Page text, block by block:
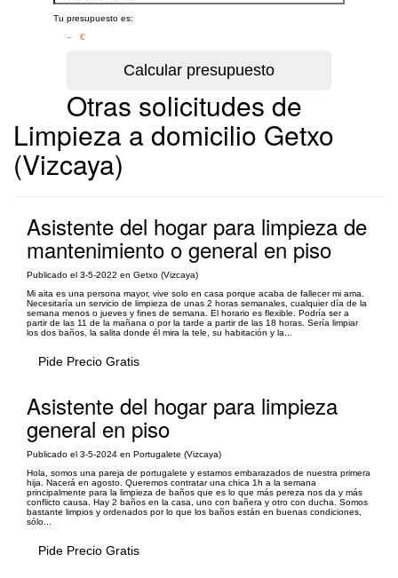
Tu presupuesto es:
– €
Otras solicitudes de
Limpieza a domicilio Getxo
(Vizcaya)
Asistente del hogar para limpieza de
mantenimiento o general en piso
Publicado el 3-5-2022 en Getxo (Vizcaya)
Mi aita es una persona mayor, vive solo en casa porque acaba de fallecer mi ama.
Necesitaría un servicio de limpieza de unas 2 horas semanales, cualquier día de la
semana menos o jueves y fines de semana. El horario es flexible. Podría ser a
partir de las 11 de la mañana o por la tarde a partir de las 18 horas. Sería limpiar
los dos baños, la salita donde él mira la tele, su habitación y la...
Pide Precio Gratis
Asistente del hogar para limpieza
general en piso
Publicado el 3-5-2024 en Portugalete (Vizcaya)
Hola, somos una pareja de portugalete y estamos embarazados de nuestra primera
hija. Nacerá en agosto. Queremos contratar una chica 1h a la semana
principalmente para la limpieza de baños que es lo que más pereza nos da y más
conflicto causa. Hay 2 baños en la casa, uno con bañera y otro con ducha. Somos
bastante limpios y ordenados por lo que los baños están en buenas condiciones,
sólo...
Pide Precio Gratis